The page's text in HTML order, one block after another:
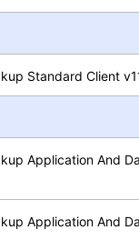
Standard Client
Application And
Application And